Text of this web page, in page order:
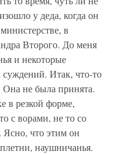
у деда, когда он
в
Второго. До меня
и некоторые
Итак, что-то
Она не была принята.
в резкой форме,
с ворами, не то со
Ясно, что этим он
наушничанья.